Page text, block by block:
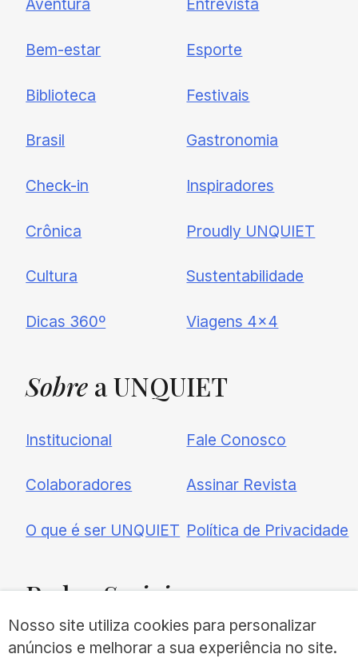
nossas novidades.
Aventura
Bem-estar
Biblioteca
Brasil
Check-in
Crônica
Cultura
Dicas 360º
Entrevista
Esporte
Festivais
Gastronomia
Inspiradores
Proudly UNQUIET
Sustentabilidade
Viagens 4×4
Sobre a UNQUIET
Institucional
Colaboradores
O que é ser UNQUIET
Fale Conosco
Assinar Revista
Política de Privacidade
RedesSociais
Nosso site utiliza cookies para personalizar
anúncios e melhorar a sua experiência no site.